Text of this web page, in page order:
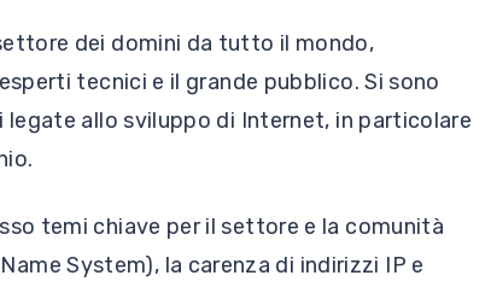
dei domini da tutto il mondo,
tecnici e il grande pubblico. Si sono
allo sviluppo di Internet, in particolare
temi chiave per il settore e la comunità
System), la carenza di indirizzi IP e